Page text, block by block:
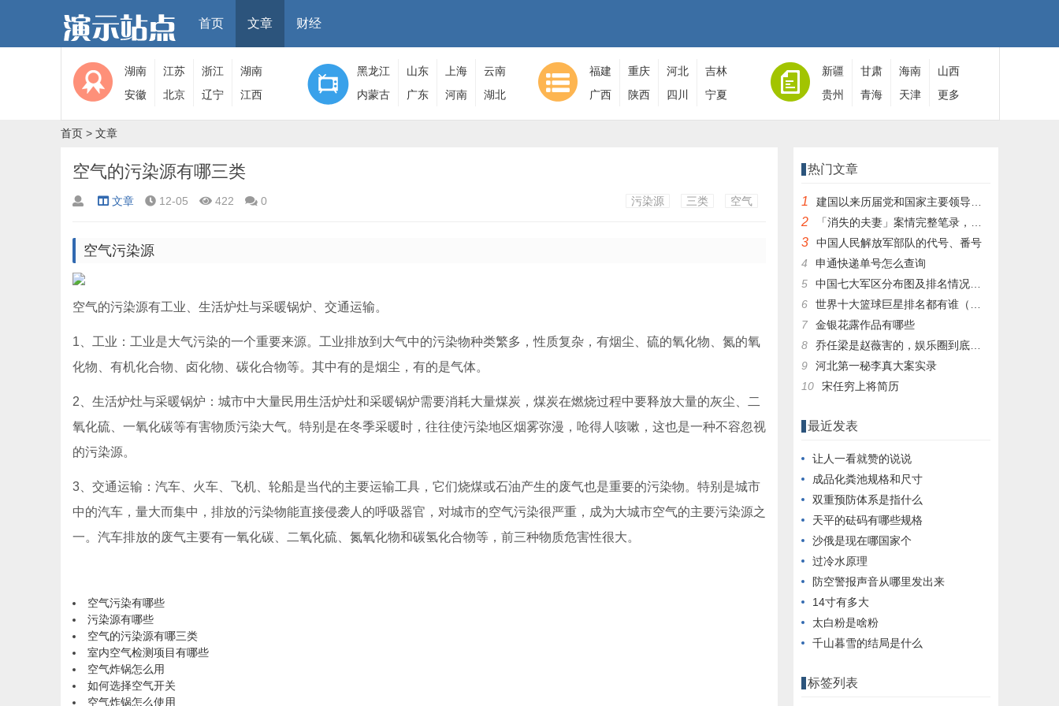
首页 文章 财经
湖南 江苏 浙江
湖南
安徽
北京 辽宁 江西
黑龙江 山东 上海
云南
内蒙古
广东 河南 湖北
福建 重庆 河北
吉林
广西
陕西 四川 宁夏
新疆 甘肃 海南
山西
贵州
青海 天津 更多
首页 > 文章
空气的污染源有哪三类
文章 12-05 422 0 污染源 三类 空气
空气污染源
空气的污染源有工业、生活炉灶与采暖锅炉、交通运输。
1、工业：工业是大气污染的一个重要来源。工业排放到大气中的污染物种类繁多，性质复杂，有烟尘、硫的氧化物、氮的氧
化物、有机化合物、卤化物、碳化合物等。其中有的是烟尘，有的是气体。
2、生活炉灶与采暖锅炉：城市中大量民用生活炉灶和采暖锅炉需要消耗大量煤炭，煤炭在燃烧过程中要释放大量的灰尘、二
氧化硫、一氧化碳等有害物质污染大气。特别是在冬季采暖时，往往使污染地区烟雾弥漫，呛得人咳嗽，这也是一种不容忽视
的污染源。
3、交通运输：汽车、火车、飞机、轮船是当代的主要运输工具，它们烧煤或石油产生的废气也是重要的污染物。特别是城市
中的汽车，量大而集中，排放的污染物能直接侵袭人的呼吸器官，对城市的空气污染很严重，成为大城市空气的主要污染源之
一。汽车排放的废气主要有一氧化碳、二氧化硫、氮氧化物和碳氢化合物等，前三种物质危害性很大。
空气污染有哪些
污染源有哪些
空气的污染源有哪三类
室内空气检测项目有哪些
空气炸锅怎么用
如何选择空气开关
空气炸锅怎么使用
热门文章
1 建国以来历届党和国家主要领导人全名单
2 「消失的夫妻」案情完整笔录，凶手灭绝人性！|杀人狂魔004
3
中国人民解放军部队的代号、番号
4
申通快递单号怎么查询
5
中国七大军区分布图及排名情况详细解读！
6
世界十大篮球巨星排名都有谁（篮球排行榜前十名）
7
金银花露作品有哪些
8
乔任梁是赵薇害的，娱乐圈到底有多乱，昔日往事一件一件都被扒出，你是怎么
9
河北第一秘李真大案实录
10
宋任穷上将简历
最近发表
让人一看就赞的说说
成品化粪池规格和尺寸
双重预防体系是指什么
天平的砝码有哪些规格
沙俄是现在哪国家个
过冷水原理
防空警报声音从哪里发出来
14寸有多大
太白粉是啥粉
千山暮雪的结局是什么
标签列表